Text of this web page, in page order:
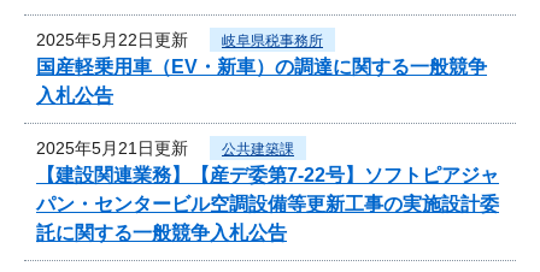
2025年5月22日更新 岐阜県税事務所
国産軽乗用車（EV・新車）の調達に関する一般競争
入札公告
2025年5月21日更新 公共建築課
【建設関連業務】【産デ委第7-22号】ソフトピアジャ
パン・センタービル空調設備等更新工事の実施設計委
託に関する一般競争入札公告